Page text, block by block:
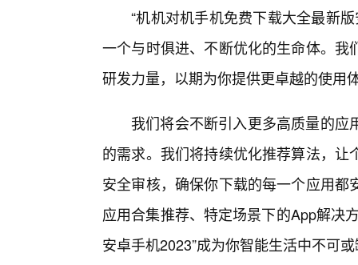
“机机对机手机免费下载大全最新
一个与时俱进、不断优化的生命体。
研发力量，以期为你提供更卓越的使用
我们将会不断引入更多高质量的
的需求。我们将持续优化推荐算法，
安全审核，确保你下载的每一个应用
应用合集推荐、特定场景下的App解决
安卓手机2023”成为你智能生活中不可